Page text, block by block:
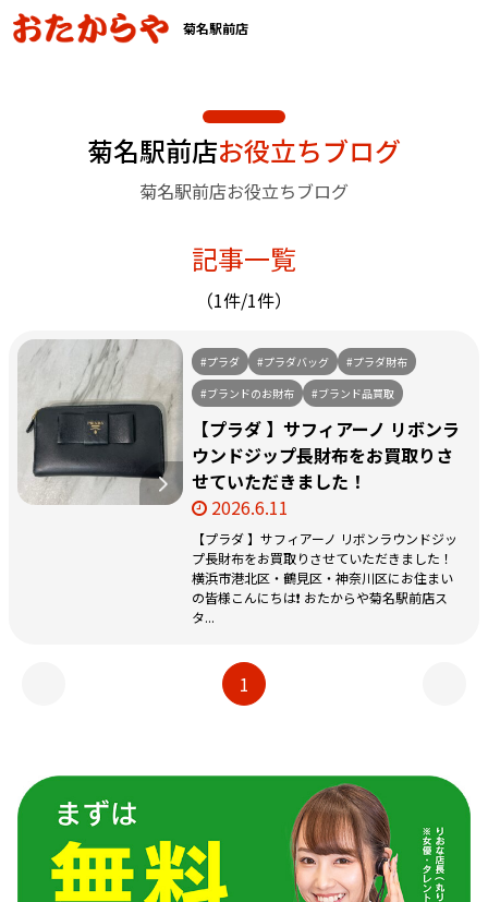
菊名駅前店
菊名駅前店お役立ちブログ
菊名駅前店お役立ちブログ
記事一覧
（1件/1件）
#プラダ #プラダバッグ
#プラダ財布
#ブランドのお財布
#ブランド品買取
【プラダ 】サフィアーノ リボンラ
ウンドジップ長財布をお買取りさ
せていただきました！
2026.6.11
【プラダ 】サフィアーノ リボンラウンドジッ
プ長財布をお買取りさせていただきました！
横浜市港北区・鶴見区・神奈川区にお住まい
の皆様こんにちは❗️ おたからや菊名駅前店ス
タ...
1